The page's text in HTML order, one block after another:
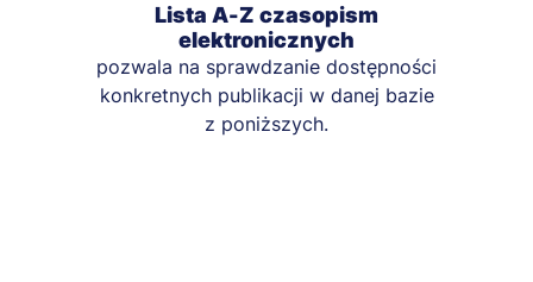
Lista A-Z czasopism
elektronicznych
pozwala na sprawdzanie dostępności
konkretnych publikacji w danej bazie
z poniższych.